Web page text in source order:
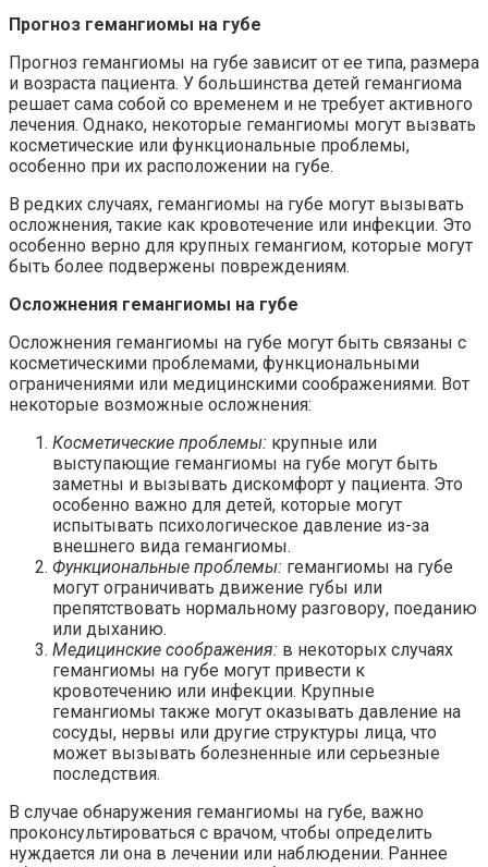
Прогноз гемангиомы на губе
Прогноз гемангиомы на губе зависит от ее типа, размера
и возраста пациента. У большинства детей гемангиома
решает сама собой со временем и не требует активного
лечения. Однако, некоторые гемангиомы могут вызвать
косметические или функциональные проблемы,
особенно при их расположении на губе.
В редких случаях, гемангиомы на губе могут вызывать
осложнения, такие как кровотечение или инфекции. Это
особенно верно для крупных гемангиом, которые могут
быть более подвержены повреждениям.
Осложнения гемангиомы на губе
Осложнения гемангиомы на губе могут быть связаны с
косметическими проблемами, функциональными
ограничениями или медицинскими соображениями. Вот
некоторые возможные осложнения:
Косметические проблемы: крупные или
выступающие гемангиомы на губе могут быть
заметны и вызывать дискомфорт у пациента. Это
особенно важно для детей, которые могут
испытывать психологическое давление из-за
внешнего вида гемангиомы.
Функциональные проблемы: гемангиомы на губе
могут ограничивать движение губы или
препятствовать нормальному разговору, поеданию
или дыханию.
Медицинские соображения: в некоторых случаях
гемангиомы на губе могут привести к
кровотечению или инфекции. Крупные
гемангиомы также могут оказывать давление на
сосуды, нервы или другие структуры лица, что
может вызывать болезненные или серьезные
последствия.
В случае обнаружения гемангиомы на губе, важно
проконсультироваться с врачом, чтобы определить
нуждается ли она в лечении или наблюдении. Раннее